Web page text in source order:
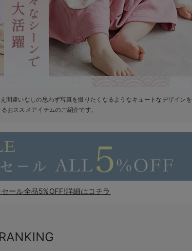
間違いなしの思わず写真を撮りたくなるようなキュートなデザインを
おススメアイテムのご紹介です。
ール全品5%OFF!詳細はコチラ
RANKING